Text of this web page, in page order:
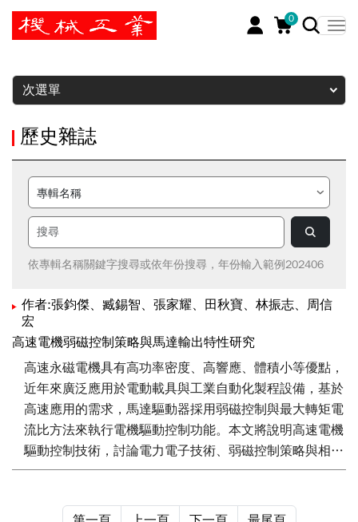
0
暫停
次選單
歷史雜誌
依專輯名稱關鍵字搜尋或依年份搜尋，年份輸入範例202406
作者:張鈞傑、臧錫智、張家耀、田秋寶、林振志、周信
宏
高速電機弱磁控制策略與馬達輸出特性研究
高速永磁電機具有高功率密度、高響應、體積小等優點，
近年來廣泛應用於電動載具與工業自動化製程設備，基於
高速應用的需求，馬達驅動器採用弱磁控制與最大轉矩電
流比方法來執行電機驅動控制功能。本文將說明高速電機
驅動控制技術，討論電力電子技術、弱磁控制策略與相關
馬達輸出特性。